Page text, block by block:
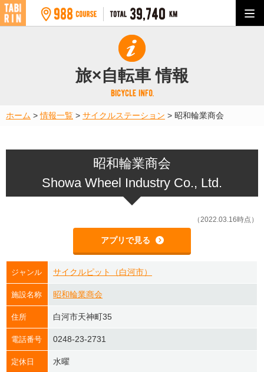
旅×自転車 情報
ホーム >情報一覧 > サイクルステーション > 昭和輪業商会
昭和輪業商会
Showa Wheel Industry Co., Ltd.
（2022.03.16時点）
アプリで見る
ジャンル サイクルピット（白河市）
施設名称 昭和輪業商会
住所 白河市天神町35
電話番号 0248-23-2731
定休日 水曜